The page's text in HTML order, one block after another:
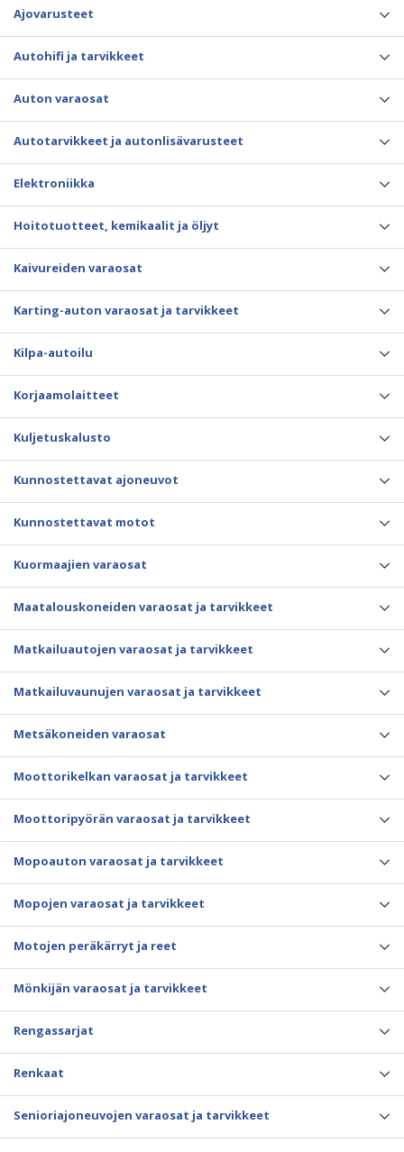
Ajovarusteet
Autohifi ja tarvikkeet
Auton varaosat
Autotarvikkeet ja autonlisävarusteet
Elektroniikka
Hoitotuotteet, kemikaalit ja öljyt
Kaivureiden varaosat
Karting-auton varaosat ja tarvikkeet
Kilpa-autoilu
Korjaamolaitteet
Kuljetuskalusto
Kunnostettavat ajoneuvot
Kunnostettavat motot
Kuormaajien varaosat
Maatalouskoneiden varaosat ja tarvikkeet
Matkailuautojen varaosat ja tarvikkeet
Matkailuvaunujen varaosat ja tarvikkeet
Metsäkoneiden varaosat
Moottorikelkan varaosat ja tarvikkeet
Moottoripyörän varaosat ja tarvikkeet
Mopoauton varaosat ja tarvikkeet
Mopojen varaosat ja tarvikkeet
Motojen peräkärryt ja reet
Mönkijän varaosat ja tarvikkeet
Rengassarjat
Renkaat
Senioriajoneuvojen varaosat ja tarvikkeet